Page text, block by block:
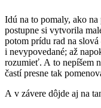
Idú na to pomaly, ako
postupne si vytvorila
potom prídu rad na
i nevypovedané; až
rozumieť. A to nepíšem
častí presne tak
A v závere dôjde aj na